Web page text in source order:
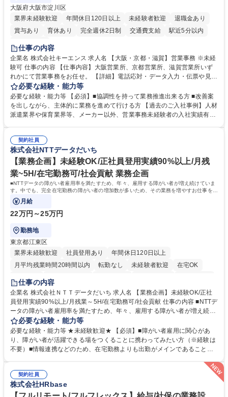
大阪府大阪市淀川区
業界未経験歓迎
年間休日120日以上 未経験者歓迎
退職金あり
賞与あり
育休あり 完全週休2日制 交通費支給
駅近5分以内
土日祝休み
仕事の内容
企業名 株式会社キーエンス 求人名 【大阪・京都・滋賀】営業事務 ※未経
験可 仕事の内容 【仕事内容】大阪営業所、京都営業所、滋賀営業所いず
れかにて営業事務をお任せ。 【詳細】電話応対・データ入力・伝票や見積
の作成・カタログ送付・来客対応・営業所内で発生する事務業務や業務改
善をお任せ。 【教育制度】ご入社後、育成担当とペアになりながらOJTに
て業務を覚えていただくことが可能です。業務システムがきちんと構築さ
れているため、スムーズに仕事に慣れることができる環境です。また、
募集職種 【大阪・京都・滋賀】営業事務 ※未経験可
必要な経験・能力等
必要な経験・能力等 【必須】■協調性を持って業務推進出来る方 ■改善案
を出しながら、主体的に業務を進めて行ける方 【過去のご入社事例】人材
派遣業界や保育業界等、メーカー以外、営業事務未経験者の入社実績有
えて、お客様や社員の状況に合わせ、能動的なサポート、改善の動きも期
待され。組織を支えるスペシャリストとして、チームに貢献し、結果的に
社員から頼られる存在になることができます。平均19:30の退勤以降の業
務の持ち帰りも禁止されており、メリハリのある働き方となります。 学
歴・資格 学歴：大学院 大学 高専 短大 語学力： 資格：
契約社員
株式会社NTTデータだいち
【業務企画】未経験OK/正社員登用実績90%以上/月残
業~5H/在宅勤務可/社会貢献 業務企画
■NTTデータの障がい者雇用率を満たすため、年々、雇用する障がい者が増え続けていま
す。中でも、完全在宅勤務の障がい者の増加数が多いため、その業務を増やすお仕事を担
っていただきます。
月給
22万円～25万円
勤務地
東京都江東区
業界未経験歓迎
社員登用あり
年間休日120日以上
月平均残業時間20時間以内
転勤なし 未経験者歓迎
在宅OK
育休あり
完全週休2日制
仕事の内容
企業名 株式会社ＮＴＴデータだいち 求人名 【業務企画】未経験OK/正社
員登用実績90%以上/月残業～5H/在宅勤務可/社会貢献 仕事の内容 ■NTTデ
ータの障がい者雇用率を満たすため、年々、雇用する障がい者が増え続け
ています。中でも、完全在宅勤務の障がい者の増加数が多いため、その業
務を増やすお仕事を担っていただきます。 【詳細】■既存業務の拡大およ
び運用のサポート(オペレーション業務:申請書の作成代行等) ■新規事業・
サービスの企画立案および推進 障がい者の方にどんな仕事があると良いか
します。 ■在宅勤務の障がい者社員とのコミュニケーションを通じた適性
やスキルの把握 ■AI活用業務など、既存領域を超えた案件の開拓 ■NTTデ
ータグループの会社へ提案活動 募集職種 【業務企画】未経験OK/正社員登
用実績90%以上/月残業～5H/在宅勤務可/社会貢献
必要な経験・能力等
必要な経験・能力等 ★未経験歓迎★ 【必須】■障がい者雇用に関心があ
り、障がい者が活躍できる場をつくることに携わってみたい方（※経験は
不要）■情報連携などのため、在宅勤務よりも出勤がメインであることに
や活躍の場を生む、唯一無二の社会貢献性を実感できます。 【正社員登
用】正社員登用を前提としておりますので、最短で1.5年～2年で正社員へ
の雇用切り替えとなります。過去の正社員登用率は90％です。 将来的に
は当社の中核となる管理職になって頂く事を期待しています。 正社員登用
契約社員
株式会社HRbase